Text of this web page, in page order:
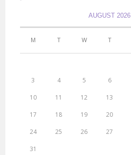
AUGUST 2026
M T W T
3 4 5 6
10 11 12 13
17 18 19 20
24 25 26 27
31